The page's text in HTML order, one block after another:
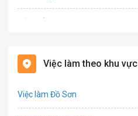
Biên phiên dịch
Việc làm theo khu vực
Việc làm Đồ Sơn